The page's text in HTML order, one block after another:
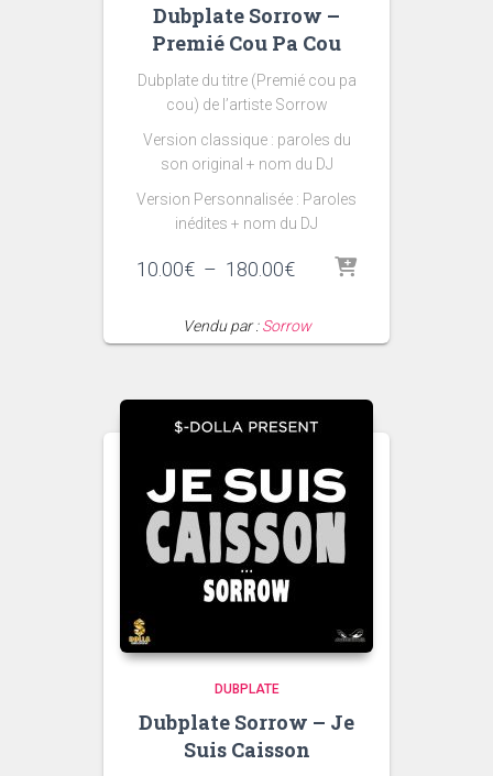
Dubplate Sorrow –
Premié Cou Pa Cou
Dubplate du titre (Premié cou pa
cou) de l’artiste Sorrow
Version classique : paroles du
son original + nom du DJ
Version Personnalisée : Paroles
inédites + nom du DJ
10.00€ – 180.00€Plage
10.00€
Vendu par :Sorrow
DUBPLATE
Dubplate Sorrow – Je
Suis Caisson